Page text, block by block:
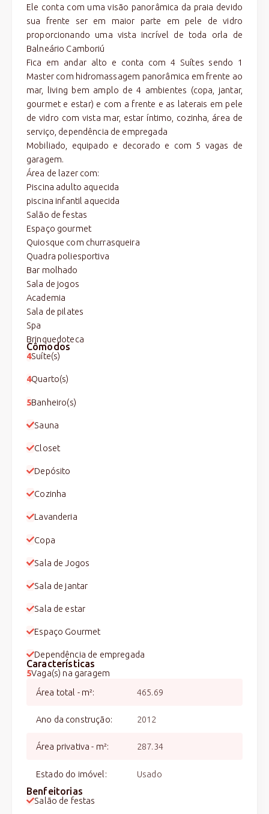
Ele conta com uma visão panorâmica da praia devido
sua frente ser em maior parte em pele de vidro
proporcionando uma vista incrível de toda orla de
Balneário Camboriú
Fica em andar alto e conta com 4 Suítes sendo 1
Master com hidromassagem panorâmica em frente ao
mar, living bem amplo de 4 ambientes (copa, jantar,
gourmet e estar) e com a frente e as laterais em pele
de vidro com vista mar, estar íntimo, cozinha, área de
serviço, dependência de empregada
Mobiliado, equipado e decorado e com 5 vagas de
garagem.
Área de lazer com:
Piscina adulto aquecida
piscina infantil aquecida
Salão de festas
Espaço gourmet
Quiosque com churrasqueira
Quadra poliesportiva
Bar molhado
Sala de jogos
Academia
Sala de pilates
Spa
Brinquedoteca
Cômodos
4Suíte(s)
4Quarto(s)
5Banheiro(s)
Sauna
Closet
Depósito
Cozinha
Lavanderia
Copa
Sala de Jogos
Sala de jantar
Sala de estar
Espaço Gourmet
Dependência de empregada
Características
5Vaga(s) na garagem
Área total - m²: 465.69
Ano da construção: 2012
Área privativa - m²: 287.34
Estado do imóvel: Usado
Benfeitorias
Salão de festas